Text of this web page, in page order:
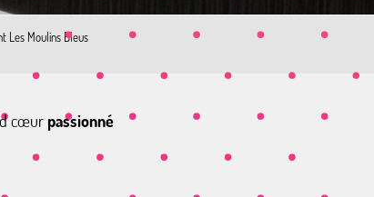
Les Moulins Bleus
cœur passionné